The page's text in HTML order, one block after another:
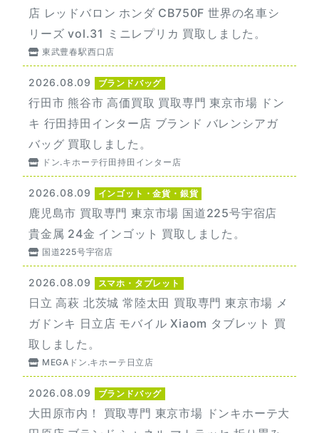
店 レッドバロン ホンダ CB750F 世界の名車シ
リーズ vol.31 ミニレプリカ 買取しました。
東武豊春駅西口店
2026.08.09 ブランドバッグ
行田市 熊谷市 高価買取 買取専門 東京市場 ドン
キ 行田持田インター店 ブランド バレンシアガ
バッグ 買取しました。
ドン.キホーテ行田持田インター店
2026.08.09 インゴット・金貨・銀貨
鹿児島市 買取専門 東京市場 国道225号宇宿店
貴金属 24金 インゴット 買取しました。
国道225号宇宿店
2026.08.09 スマホ・タブレット
日立 高萩 北茨城 常陸太田 買取専門 東京市場 メ
ガドンキ 日立店 モバイル Xiaom タブレット 買
取しました。
MEGAドン.キホーテ日立店
2026.08.09 ブランドバッグ
大田原市内！ 買取専門 東京市場 ドンキホーテ大